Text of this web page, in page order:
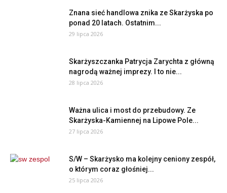
Znana sieć handlowa znika ze Skarżyska po
ponad 20 latach. Ostatnim...
29 lipca 2026
Skarżyszczanka Patrycja Zarychta z główną
nagrodą ważnej imprezy. I to nie...
28 lipca 2026
Ważna ulica i most do przebudowy. Ze
Skarżyska-Kamiennej na Lipowe Pole...
27 lipca 2026
S/W – Skarżysko ma kolejny ceniony zespół,
o którym coraz głośniej...
25 lipca 2026